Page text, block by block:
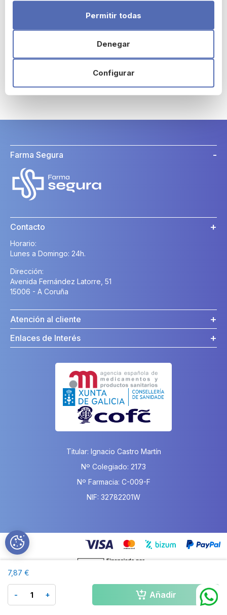
7,87 €
- + Añadir
minutos y a continuación moje las manos con agua y vuelva a
frotar las manos, la espuma de jabón volverá a reaparecer,
Para más información consulta a nuestros
farmacéuticos.
Configurar
Denegar
Permitir todas
Farma Segura
Contacto
Horario:
Lunes a Domingo: 24h.
Dirección:
Avenida Fernández Latorre, 51
15006 - A Coruña
Atención al cliente
Enlaces de Interés
Titular: Ignacio Castro Martín
Nº Colegiado: 2173
Nº Farmacia: C-009-F
NIF: 32782201W